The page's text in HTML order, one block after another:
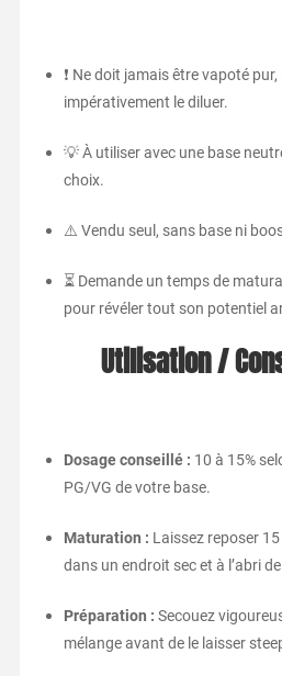
❗ Ne doit jamais être vapoté
impérativement le diluer.
💡 À utiliser avec une base
choix.
⚠️ Vendu seul, sans base ni
⏳ Demande un temps de
pour révéler tout son potentiel
Utilisation /
Dosage conseillé : 10 à 15%
PG/VG de votre base.
Maturation : Laissez reposer
dans un endroit sec et à l’abri
Préparation : Secouez
mélange avant de le laisser